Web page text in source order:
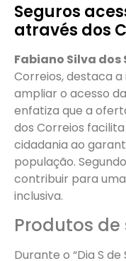
Seguros
através dos
Fabiano Silva dos
Correios, destaca
ampliar o acesso
enfatiza que a
dos Correios
cidadania ao
população.
contribuir para
inclusiva.
Produtos de
Durante o “Dia S